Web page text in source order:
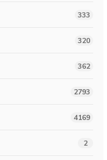
333
320
362
2793
4169
2